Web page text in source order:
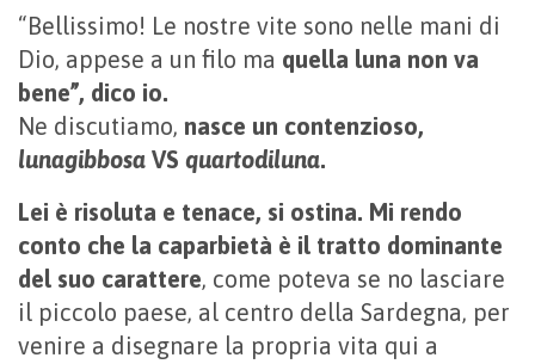
“Bellissimo! Le nostre vite sono nelle mani di
Dio, appese a un filo ma quella luna non va
bene”, dico io.
Ne discutiamo, nasce un contenzioso,
lunagibbosa VS quartodiluna.
Lei è risoluta e tenace, si ostina. Mi rendo
conto che la caparbietà è il tratto dominante
del suo carattere, come poteva se no lasciare
il piccolo paese, al centro della Sardegna, per
venire a disegnare la propria vita qui a